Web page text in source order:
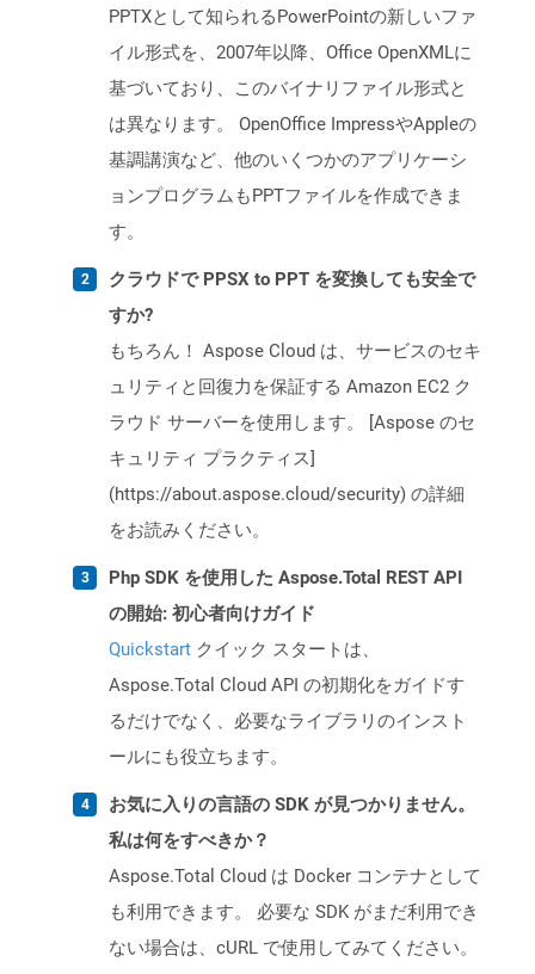
PPTXとして知られるPowerPointの新しいファ
イル形式を、2007年以降、Office OpenXMLに
基づいており、このバイナリファイル形式と
は異なります。 OpenOffice ImpressやAppleの
基調講演など、他のいくつかのアプリケーシ
ョンプログラムもPPTファイルを作成できま
す。
クラウドで PPSX to PPT を変換しても安全で
すか?
もちろん！ Aspose Cloud は、サービスのセキ
ュリティと回復力を保証する Amazon EC2 ク
ラウド サーバーを使用します。 [Aspose のセ
キュリティ プラクティス]
(https://about.aspose.cloud/security) の詳細
をお読みください。
Php SDK を使用した Aspose.Total REST API
の開始: 初心者向けガイド
Quickstart クイック スタートは、
Aspose.Total Cloud API の初期化をガイドす
るだけでなく、必要なライブラリのインスト
ールにも役立ちます。
お気に入りの言語の SDK が見つかりません。
私は何をすべきか？
Aspose.Total Cloud は Docker コンテナとして
も利用できます。 必要な SDK がまだ利用でき
ない場合は、cURL で使用してみてください。